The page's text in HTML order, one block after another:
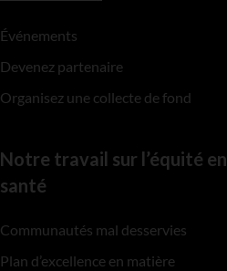
Événements
Devenez partenaire
Organisez une collecte de fond
Notre travail sur l’équité en
santé
Communautés mal desservies
Plan d’excellence en matière